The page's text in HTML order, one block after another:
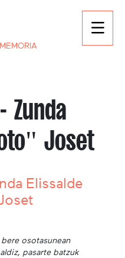
Zunda
Joset
Elissalde
osotasunean
pasarte batzuk